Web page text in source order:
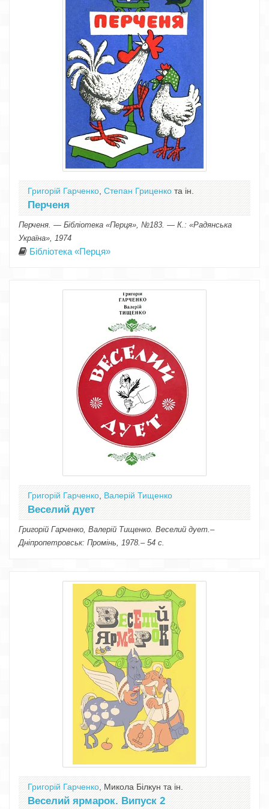
Григорій Гарченко Степан Гриценко та ін.
Перченя
Перченя. — Бібліотека «Перця», №183. — К.: «Радянська
Україна», 1974
Бібліотека «Перця»
Григорій Гарченко Валерій Тищенко
Веселий дует
Григорій Гарченко, Валерій Тищенко. Веселий дует.–
Дніпропетровськ: Промінь, 1978.– 54 с.
Григорій Гарченко , Микола Білкун та ін.
Веселий ярмарок. Випуск 2